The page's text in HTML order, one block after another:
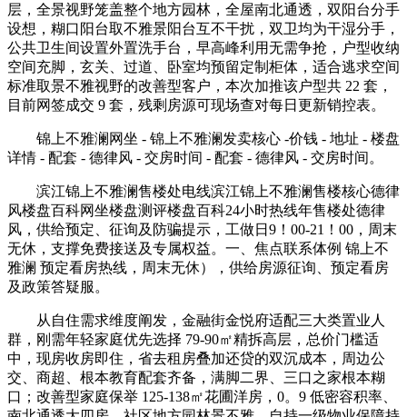
层，全景视野笼盖整个地方园林，全屋南北通透，双阳台分手
设想，糊口阳台取不雅景阳台互不干扰，双卫均为干湿分手，
公共卫生间设置外置洗手台，早高峰利用无需争抢，户型收纳
空间充脚，玄关、过道、卧室均预留定制柜体，适合逃求空间
标准取景不雅视野的改善型客户，本次加推该户型共 22 套，
目前网签成交 9 套，残剩房源可现场查对每日更新销控表。
锦上不雅澜网坐 - 锦上不雅澜发卖核心 -价钱 - 地址 - 楼盘
详情 - 配套 - 德律风 - 交房时间 - 配套 - 德律风 - 交房时间。
滨江锦上不雅澜售楼处电线滨江锦上不雅澜售楼核心德律
风楼盘百科网坐楼盘测评楼盘百科24小时热线年售楼处德律
风，供给预定、征询及防骗提示，工做日9！00-21！00，周末
无休，支撑免费接送及专属权益。一、焦点联系体例 锦上不
雅澜 预定看房热线，周末无休），供给房源征询、预定看房
及政策答疑服。
从自住需求维度阐发，金融街金悦府适配三大类置业人
群，刚需年轻家庭优先选择 79-90㎡精拆高层，总价门槛适
中，现房收房即住，省去租房叠加还贷的双沉成本，周边公
交、商超、根本教育配套齐备，满脚二界、三口之家根本糊
口；改善型家庭保举 125-138㎡花圃洋房，0。9 低密容积率、